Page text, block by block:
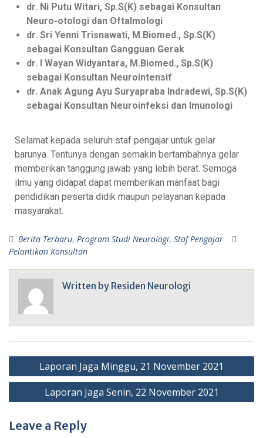
dr. Ni Putu Witari, Sp.S(K) sebagai Konsultan
Neuro-otologi dan Oftalmologi
dr. Sri Yenni Trisnawati, M.Biomed., Sp.S(K)
sebagai Konsultan Gangguan Gerak
dr. I Wayan Widyantara, M.Biomed., Sp.S(K)
sebagai Konsultan Neurointensif
dr. Anak Agung Ayu Suryapraba Indradewi, Sp.S(K)
sebagai Konsultan Neuroinfeksi dan Imunologi
Selamat kepada seluruh staf pengajar untuk gelar
barunya. Tentunya dengan semakin bertambahnya gelar
memberikan tanggung jawab yang lebih berat. Semoga
ilmu yang didapat dapat memberikan manfaat bagi
pendidikan peserta didik maupun pelayanan kepada
masyarakat.
Berita Terbaru, Program Studi Neurologi, Staf Pengajar
Pelantikan Konsultan
Written by Residen Neurologi
Laporan Jaga Minggu, 21 November 2021
Laporan Jaga Senin, 22 November 2021
Leave a Reply